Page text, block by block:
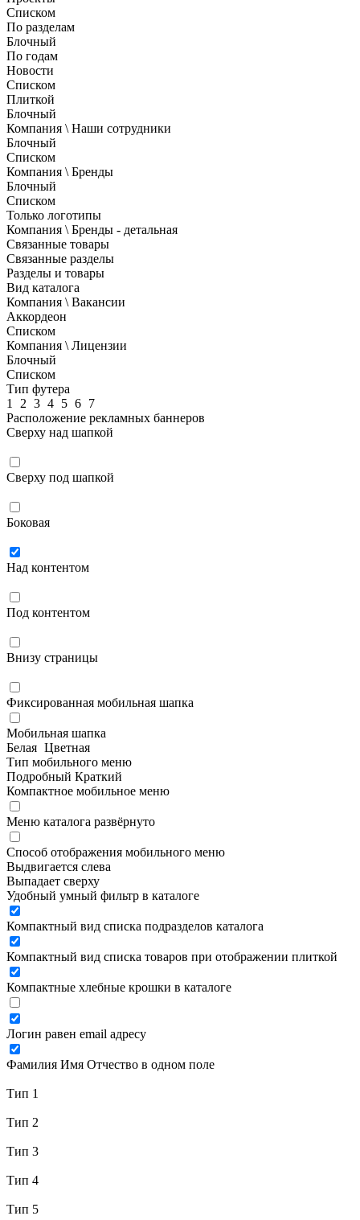
Списком
По разделам
Блочный
По годам
Новости
Списком
Плиткой
Блочный
Компания \ Наши сотрудники
Блочный
Списком
Компания \ Бренды
Блочный
Списком
Только логотипы
Компания \ Бренды - детальная
Связанные товары
Связанные разделы
Разделы и товары
Вид каталога
Компания \ Вакансии
Аккордеон
Списком
Компания \ Лицензии
Блочный
Списком
Тип футера
1
2 3 4 5 6 7
Расположение рекламных баннеров
Сверху над шапкой
Сверху под шапкой
Боковая
Над контентом
Под контентом
Внизу страницы
Фиксированная мобильная шапка
Мобильная шапка
Белая Цветная
Тип мобильного меню
Подробный Краткий
Компактное мобильное меню
Меню каталога развёрнуто
Способ отображения мобильного меню
Выдвигается слева
Выпадает сверху
Удобный умный фильтр в каталоге
Компактный вид списка подразделов каталога
Компактный вид списка товаров при отображении плиткой
Компактные хлебные крошки в каталоге
Логин равен email адресу
Фамилия Имя Отчество в одном поле
Тип 1
Тип 2
Тип 3
Тип 4
Тип 5